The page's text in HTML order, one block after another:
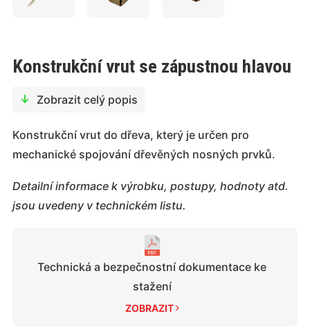
Konstrukční vrut se zápustnou hlavou
Zobrazit celý popis
Konstrukční vrut do dřeva, který je určen pro
mechanické spojování dřevěných nosných prvků.
Detailní informace k výrobku, postupy, hodnoty atd.
jsou uvedeny v technickém listu.
Technická a bezpečnostní dokumentace ke
stažení
ZOBRAZIT